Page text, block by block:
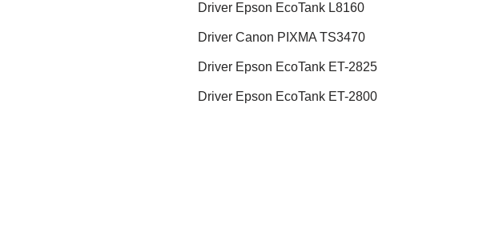
Driver Epson EcoTank L8160
Driver Canon PIXMA TS3470
Driver Epson EcoTank ET-2825
Driver Epson EcoTank ET-2800